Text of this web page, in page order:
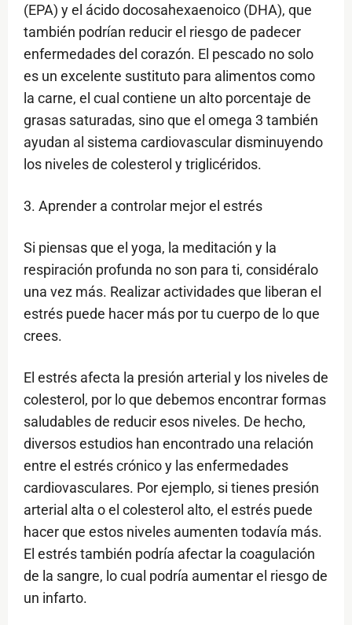
(EPA) y el ácido docosahexaenoico (DHA), que
también podrían reducir el riesgo de padecer
enfermedades del corazón. El pescado no solo
es un excelente sustituto para alimentos como
la carne, el cual contiene un alto porcentaje de
grasas saturadas, sino que el omega 3 también
ayudan al sistema cardiovascular disminuyendo
los niveles de colesterol y triglicéridos.
3. Aprender a controlar mejor el estrés
Si piensas que el yoga, la meditación y la
respiración profunda no son para ti, considéralo
una vez más. Realizar actividades que liberan el
estrés puede hacer más por tu cuerpo de lo que
crees.
El estrés afecta la presión arterial y los niveles de
colesterol, por lo que debemos encontrar formas
saludables de reducir esos niveles. De hecho,
diversos estudios han encontrado una relación
entre el estrés crónico y las enfermedades
cardiovasculares. Por ejemplo, si tienes presión
arterial alta o el colesterol alto, el estrés puede
hacer que estos niveles aumenten todavía más.
El estrés también podría afectar la coagulación
de la sangre, lo cual podría aumentar el riesgo de
un infarto.